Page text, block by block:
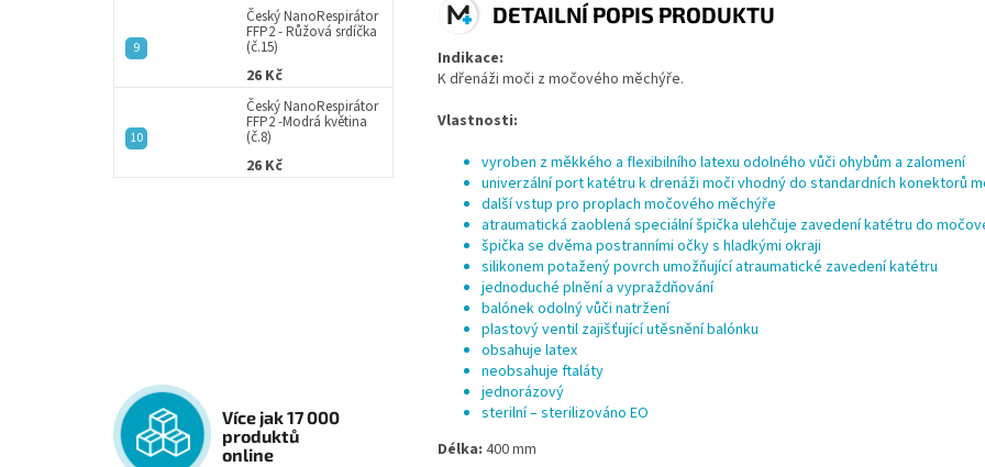
Český NanoRespirátor
FFP2 - Růžová srdíčka
(č.15)
26 Kč
Český NanoRespirátor
FFP2 -Modrá květina
(č.8)
26 Kč
Více jak 17 000
produktů
online
DETAILNÍ POPIS PRODUKTU
Indikace:
K dřenáži moči z močového měchýře.
Vlastnosti:
vyroben z měkkého a flexibilního latexu odolného vůči ohybům a zalomení
univerzální port katétru k drenáži moči vhodný do standardních konektorů
další vstup pro proplach močového měchýře
atraumatická zaoblená speciální špička ulehčuje zavedení katétru do
špička se dvěma postranními očky s hladkými okraji
silikonem potažený povrch umožňující atraumatické zavedení katétru
jednoduché plnění a vypraždňování
balónek odolný vůči natržení
plastový ventil zajišťující utěsnění balónku
obsahuje latex
neobsahuje ftaláty
jednorázový
sterilní – sterilizováno EO
Délka: 400 mm